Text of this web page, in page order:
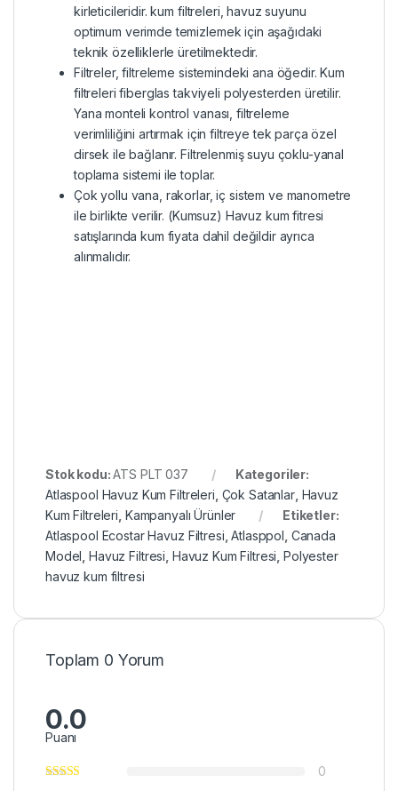
kirleticileridir. kum filtreleri, havuz suyunu
optimum verimde temizlemek için aşağıdaki
teknik özelliklerle üretilmektedir.
Filtreler, filtreleme sistemindeki ana öğedir. Kum
filtreleri fiberglas takviyeli polyesterden üretilir.
Yana monteli kontrol vanası, filtreleme
verimliliğini artırmak için filtreye tek parça özel
dirsek ile bağlanır. Filtrelenmiş suyu çoklu-yanal
toplama sistemi ile toplar.
Çok yollu vana, rakorlar, iç sistem ve manometre
ile birlikte verilir. (Kumsuz) Havuz kum fitresi
satışlarında kum fiyata dahil değildir ayrıca
alınmalıdır.
Stok kodu:ATS PLT 037
Kategoriler:
Atlaspool Havuz Kum Filtreleri Çok Satanlar, Havuz
Kum Filtreleri Kampanyalı Ürünler
Etiketler:
Atlaspool Ecostar Havuz Filtresi ,Atlasppol Canada
Model ,Havuz Filtresi Havuz Kum Filtresi ,Polyester
havuz kum filtresi
Toplam 0 Yorum
0.0
Puanı
0